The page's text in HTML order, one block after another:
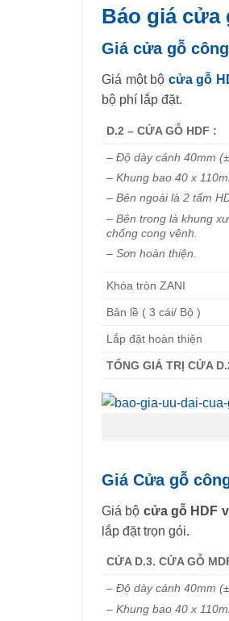
Báo giá cửa
Giá cửa gỗ
Giá một bộ cửa gỗ
bộ phí lắp đặt.
D.2 – CỬA GỖ HDF :
– Độ dày cánh 40mm (±
– Khung bao 40 x
– Bên ngoài là 2 tấm
– Bên trong là khung
chống cong vênh.
– Sơn hoàn thiện.
Khóa tròn ZANI
Bản lề ( 3 cái/ Bộ )
Lắp đặt hoàn thiện
TỔNG GIÁ TRỊ CỬA
Giá Cửa gỗ
Giá bộ cửa gỗ HDF
lắp đặt trọn gói.
CỬA D.3. CỬA GỖ
– Độ dày cánh 40mm
– Khung bao 40 x